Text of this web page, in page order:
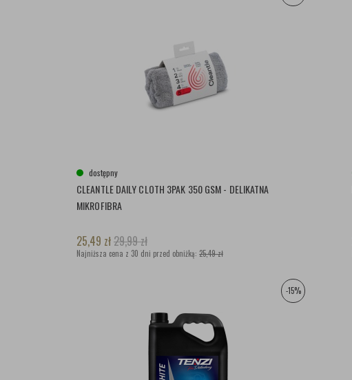
dostępny
CLEANTLE DAILY CLOTH 3PAK 350 GSM - DELIKATNA
MIKROFIBRA
25,49 zł29,99zł
Najniższa cena z 30 dni przed obniżką: 25,49 zł
-15%